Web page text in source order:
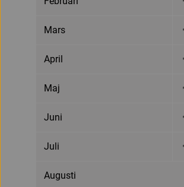
Mars
April
Maj
Juni
Juli
Augusti